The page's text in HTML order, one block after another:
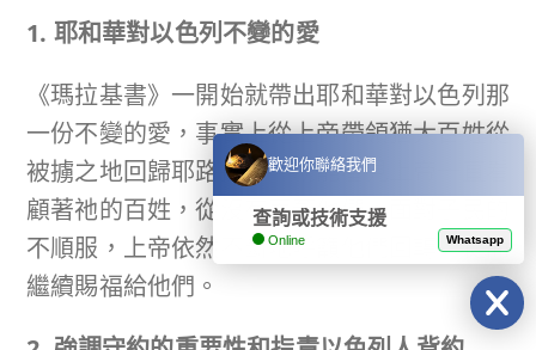
1. 耶和華對以色列不變的愛
《瑪拉基書》一開始就帶出耶和華對以色列那
一份不變的愛，事實上從上帝帶領猶大百姓從
被擄之地回歸耶路撒冷，就能看見上帝一直看
顧著祂的百姓，從沒有丟棄他們。面對子民的
不順服，上帝依然不斷地呼籲他們回轉，從而
繼續賜福給他們。
歡迎你聯絡我們
查詢或技術支援
Online Whatsapp